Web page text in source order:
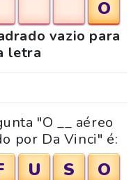
O
vazio para
letra
"O __ aéreo
por Da Vinci" é:
U S O